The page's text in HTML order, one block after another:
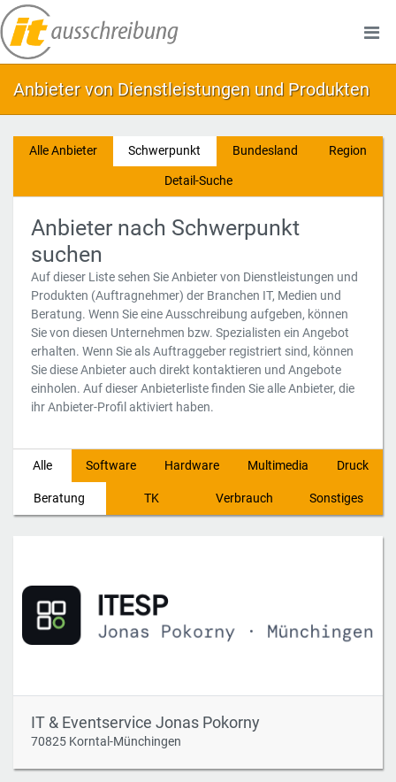
Anbieter von Dienstleistungen und Produkten
Alle Anbieter Schwerpunkt Bundesland Region
Detail-Suche
Anbieter nach Schwerpunkt
suchen
Auf dieser Liste sehen Sie Anbieter von Dienstleistungen und
Produkten (Auftragnehmer) der Branchen IT, Medien und
Beratung. Wenn Sie eine Ausschreibung aufgeben, können
Sie von diesen Unternehmen bzw. Spezialisten ein Angebot
erhalten. Wenn Sie als Auftraggeber registriert sind, können
Sie diese Anbieter auch direkt kontaktieren und Angebote
einholen. Auf dieser Anbieterliste finden Sie alle Anbieter, die
ihr Anbieter-Profil aktiviert haben.
Alle Software Hardware Multimedia Druck
Beratung TK Verbrauch Sonstiges
IT & Eventservice Jonas Pokorny
70825 Korntal-Münchingen